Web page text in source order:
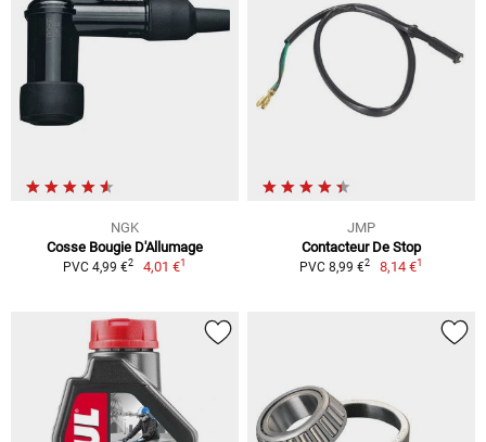
NGK
Cosse Bougie D'Allumage
PVC 4,99 €2 4,01 €1
JMP
Contacteur De Stop
PVC 8,99 €2 8,14 €1